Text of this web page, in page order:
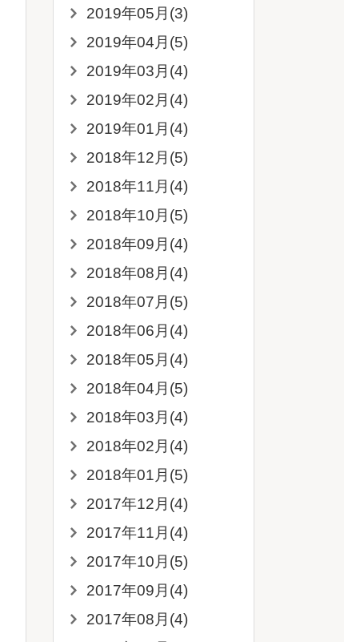
2019年05月(3)
2019年04月(5)
2019年03月(4)
2019年02月(4)
2019年01月(4)
2018年12月(5)
2018年11月(4)
2018年10月(5)
2018年09月(4)
2018年08月(4)
2018年07月(5)
2018年06月(4)
2018年05月(4)
2018年04月(5)
2018年03月(4)
2018年02月(4)
2018年01月(5)
2017年12月(4)
2017年11月(4)
2017年10月(5)
2017年09月(4)
2017年08月(4)